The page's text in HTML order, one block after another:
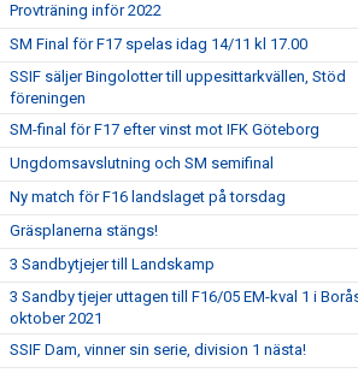
Provträning inför 2022
SM Final för F17 spelas idag 14/11 kl 17.00
SSIF säljer Bingolotter till uppesittarkvällen, Stöd
föreningen
SM-final för F17 efter vinst mot IFK Göteborg
Ungdomsavslutning och SM semifinal
Ny match för F16 landslaget på torsdag
Gräsplanerna stängs!
3 Sandbytjejer till Landskamp
3 Sandby tjejer uttagen till F16/05 EM-kval 1 i
oktober 2021
SSIF Dam, vinner sin serie, division 1 nästa!